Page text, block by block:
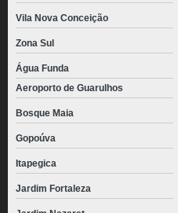
Vila Nova Conceição
Zona Sul
Água Funda
Aeroporto de Guarulhos
Bosque Maia
Gopoúva
Itapegica
Jardim Fortaleza